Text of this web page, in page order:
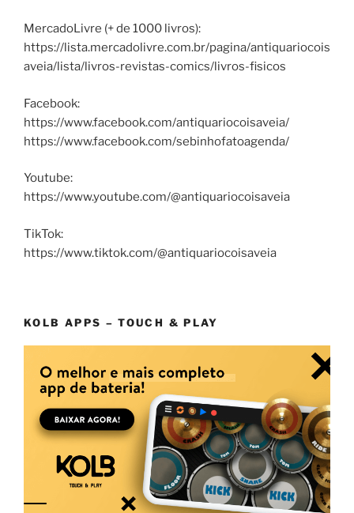
MercadoLivre (+ de 1000 livros):
https://lista.mercadolivre.com.br/pagina/antiquariocois
aveia/lista/livros-revistas-comics/livros-fisicos
Facebook:
https://www.facebook.com/antiquariocoisaveia/
https://www.facebook.com/sebinhofatoagenda/
Youtube:
https://www.youtube.com/@antiquariocoisaveia
TikTok:
https://www.tiktok.com/@antiquariocoisaveia
KOLB APPS – TOUCH & PLAY